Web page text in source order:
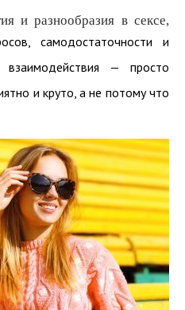
и разнообразия в сексе,
самодостаточности и
— просто
и круто, а не потому что